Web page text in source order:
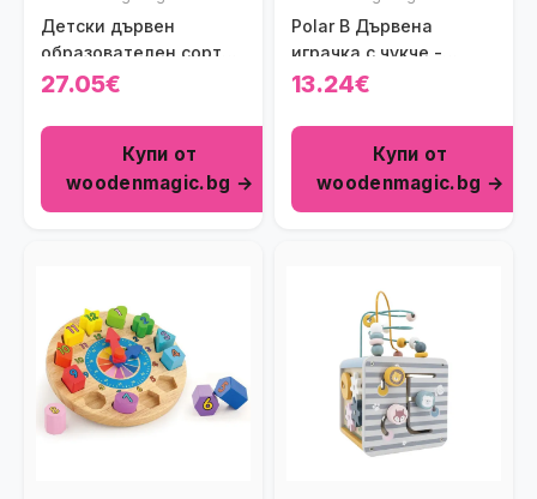
Детски дървен
образователен сортер
Viga toys
27.05€
Купи от
woodenmagic.bg →
Polar B Дървена
играчка с чукче -
Пингвинче
13.24€
Купи от
woodenmagic.bg →